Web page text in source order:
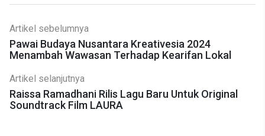
Artikel sebelumnya
Pawai Budaya Nusantara Kreativesia 2024
Menambah Wawasan Terhadap Kearifan Lokal
Artikel selanjutnya
Raissa Ramadhani Rilis Lagu Baru Untuk Original
Soundtrack Film LAURA